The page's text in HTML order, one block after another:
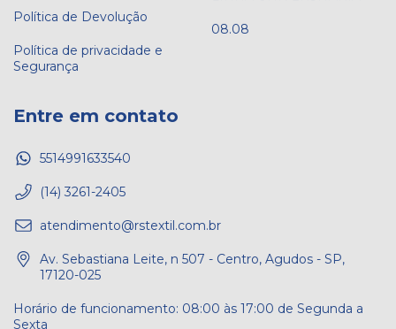
Política de Devolução
Política de privacidade e
Segurança
08.08
Entre em contato
5514991633540
(14) 3261-2405
atendimento@rstextil.com.br
Av. Sebastiana Leite, n 507 - Centro, Agudos - SP,
17120-025